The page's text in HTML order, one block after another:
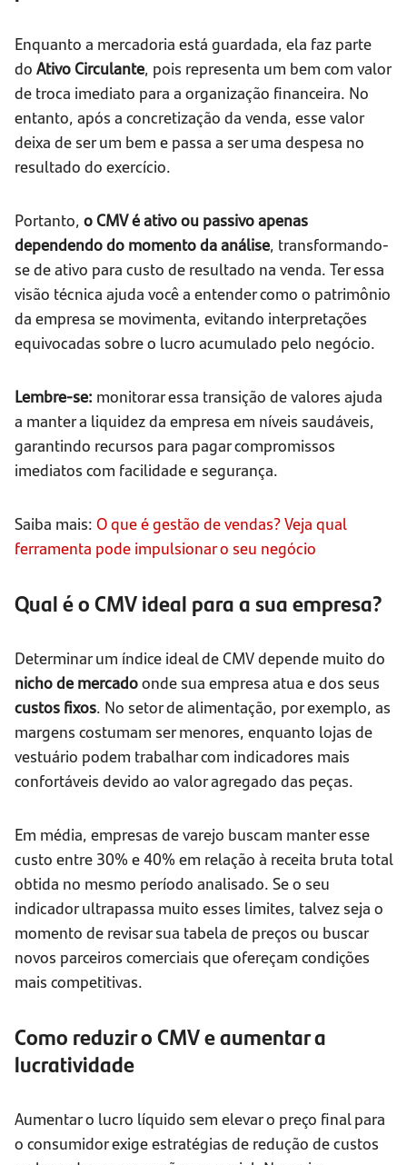
Enquanto a mercadoria está guardada, ela faz parte
do Ativo Circulante, pois representa um bem com valor
de troca imediato para a organização financeira. No
entanto, após a concretização da venda, esse valor
deixa de ser um bem e passa a ser uma despesa no
resultado do exercício.
Portanto, o CMV é ativo ou passivo apenas
dependendo do momento da análise, transformando-
se de ativo para custo de resultado na venda. Ter essa
visão técnica ajuda você a entender como o patrimônio
da empresa se movimenta, evitando interpretações
equivocadas sobre o lucro acumulado pelo negócio.
Lembre-se: monitorar essa transição de valores ajuda
a manter a liquidez da empresa em níveis saudáveis,
garantindo recursos para pagar compromissos
imediatos com facilidade e segurança.
Saiba mais: O que é gestão de vendas? Veja qual
ferramenta pode impulsionar o seu negócio
Qual é o CMV ideal para a sua empresa?
Determinar um índice ideal de CMV depende muito do
nicho de mercadoonde sua empresa atua e dos seus
custos fixos. No setor de alimentação, por exemplo, as
margens costumam ser menores, enquanto lojas de
vestuário podem trabalhar com indicadores mais
confortáveis devido ao valor agregado das peças.
Em média, empresas de varejo buscam manter esse
custo entre 30% e 40% em relação à receita bruta total
obtida no mesmo período analisado. Se o seu
indicador ultrapassa muito esses limites, talvez seja o
momento de revisar sua tabela de preços ou buscar
novos parceiros comerciais que ofereçam condições
mais competitivas.
Como reduzir o CMV e aumentar a
lucratividade
Aumentar o lucro líquido sem elevar o preço final para
o consumidor exige estratégias de redução de custos